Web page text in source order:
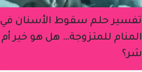
تفسير حلم سقوط الأسنان في
المنام للمتزوجة… هل هو خير أم
شر؟